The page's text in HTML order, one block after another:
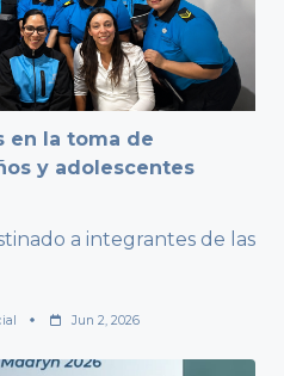
en la toma de
y adolescentes
a integrantes de las
Jun 2, 2026